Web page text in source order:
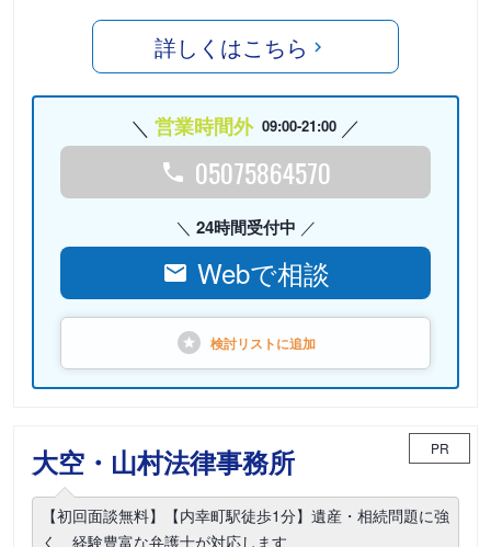
詳しくはこちら
営業時間外 09:00-21:00
05075864570
24時間受付中
Webで相談
検討リストに追加
大空・山村法律事務所 PR
【初回面談無料】【内幸町駅徒歩1分】遺産・相続問題に強
く、経験豊富な弁護士が対応します